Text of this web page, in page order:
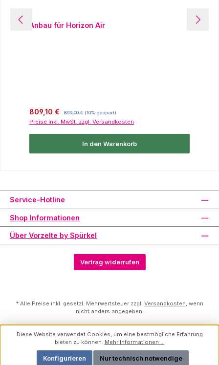
Anbau für Horizon Air
Verkaufspreis:
809,10 € Regulärer Preis:
899,00 € (10% gespart)
Preise inkl. MwSt. zzgl. Versandkosten
In den Warenkorb
Service-Hotline
Shop Informationen
Über Vorzelte by Spürkel
Vertrag widerrufen
* Alle Preise inkl. gesetzl. Mehrwertsteuer zzgl. Versandkosten, wenn
nicht anders angegeben.
Diese Website verwendet Cookies, um eine bestmögliche Erfahrung
bieten zu können. Mehr Informationen ...
Nur technisch notwendige
Konfigurieren